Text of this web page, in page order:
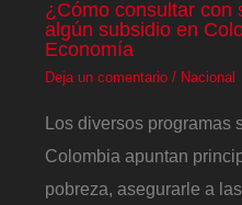
¿Cómo consultar con
algún subsidio en
Economía
Deja un comentario / Nacional
Los diversos programas
Colombia apuntan
pobreza, asegurarle a